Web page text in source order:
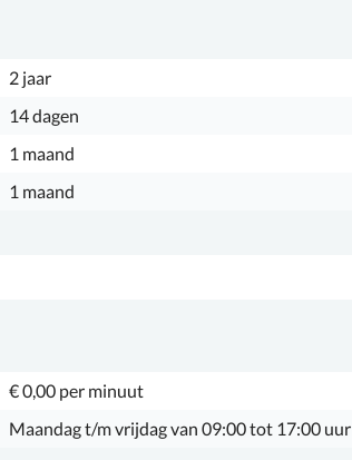
2 jaar
14 dagen
1 maand
1 maand
€ 0,00 per minuut
Maandag t/m vrijdag van 09:00 tot 17:00 uur